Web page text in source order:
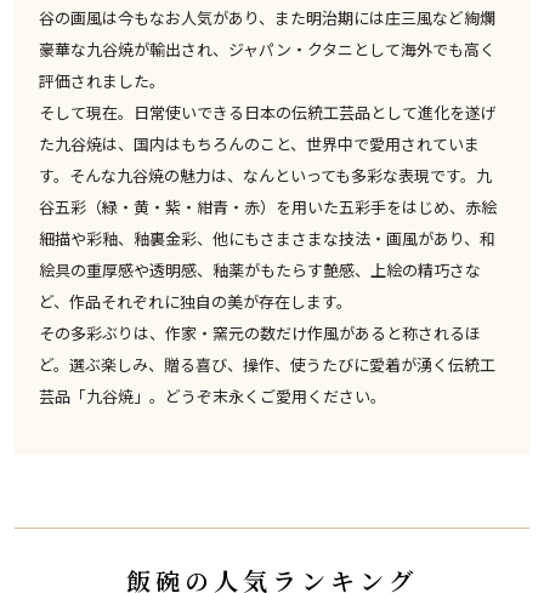
谷の画風は今もなお人気があり、また明治期には庄三風など絢爛
豪華な九谷焼が輸出され、ジャパン・クタニとして海外でも高く
評価されました。
そして現在。日常使いできる日本の伝統工芸品として進化を遂げ
た九谷焼は、国内はもちろんのこと、世界中で愛用されていま
す。そんな九谷焼の魅力は、なんといっても多彩な表現です。九
谷五彩（緑・黄・紫・紺青・赤）を用いた五彩手をはじめ、赤絵
細描や彩釉、釉裏金彩、他にもさまさまな技法・画風があり、和
絵具の重厚感や透明感、釉薬がもたらす艶感、上絵の精巧さな
ど、作品それぞれに独自の美が存在します。
その多彩ぶりは、作家・窯元の数だけ作風があると称されるほ
ど。選ぶ楽しみ、贈る喜び、操作、使うたびに愛着が湧く伝統工
芸品「九谷焼」。どうぞ末永くご愛用ください。
飯碗の人気ランキング